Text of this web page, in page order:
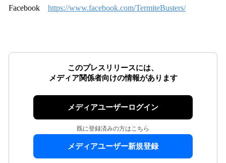
Facebook https://www.facebook.com/TermiteBusters/
このプレスリリースには、
メディア関係者向けの情報があります
メディアユーザーログイン
既に登録済みの方はこちら
メディアユーザー新規登録